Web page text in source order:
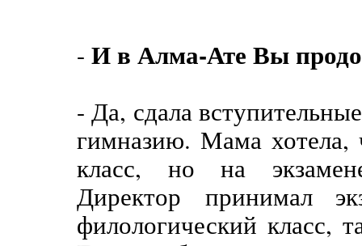
- И в Алма-Ате Вы
- Да, сдала
гимназию. Мама хотела,
класс, но на
Директор принимал
филологический класс,